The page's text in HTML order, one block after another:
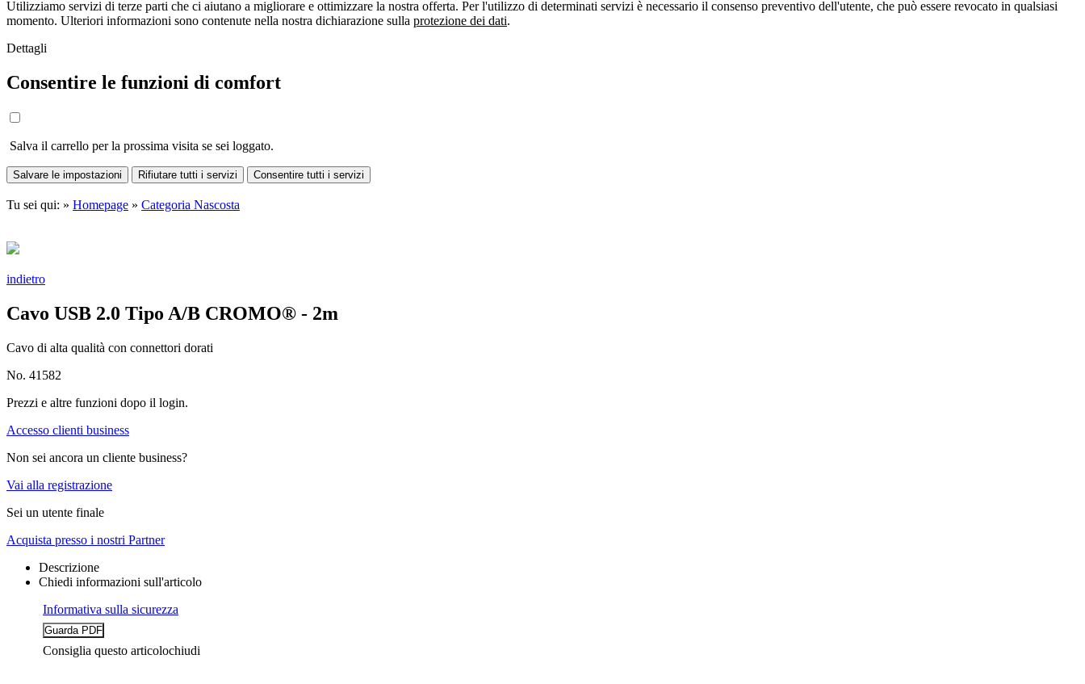
Utilizziamo servizi di terze parti che ci aiutano a migliorare e ottimizzare la nostra offerta. Per l'utilizzo di determinati servizi è necessario il consenso preventivo dell'utente, che può essere revocato in qualsiasi
momento. Ulteriori informazioni sono contenute nella nostra dichiarazione sulla protezione dei dati.
Dettagli
Consentire le funzioni di comfort
Salva il carrello per la prossima visita se sei loggato.
Salvare le impostazioni Rifiutare tutti i servizi Consentire tutti i servizi
Tu sei qui: » Homepage » Categoria Nascosta
indietro
Cavo USB 2.0 Tipo A/B CROMO® - 2m
Cavo di alta qualità con connettori dorati
No. 41582
Prezzi e altre funzioni dopo il login.
Accesso clienti business
Non sei ancora un cliente business?
Vai alla registrazione
Sei un utente finale
Acquista presso i nostri Partner
Descrizione
Chiedi informazioni sull'articolo
Informativa sulla sicurezza
Consiglia questo articolochiudi